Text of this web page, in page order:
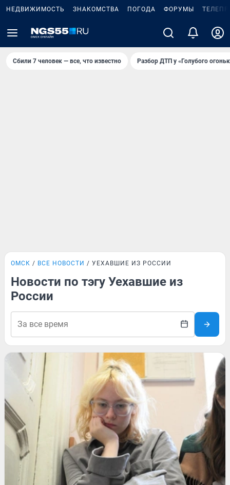
НЕДВИЖИМОСТЬ ЗНАКОМСТВА ПОГОДА ФОРУМЫ
Сбили 7 человек — все, что известно Разбор ДТП у «Голубого
ОМСК ВСЕ НОВОСТИ УЕХАВШИЕ ИЗ РОССИИ
Новости по тэгу Уехавшие из
России